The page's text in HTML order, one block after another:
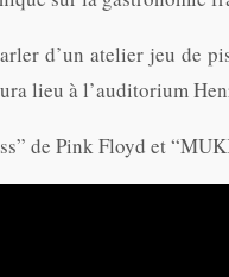
d’un atelier jeu de
lieu à l’auditorium
de Pink Floyd et